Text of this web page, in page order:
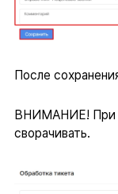
После
ВНИМАНИЕ! При
сворачивать.